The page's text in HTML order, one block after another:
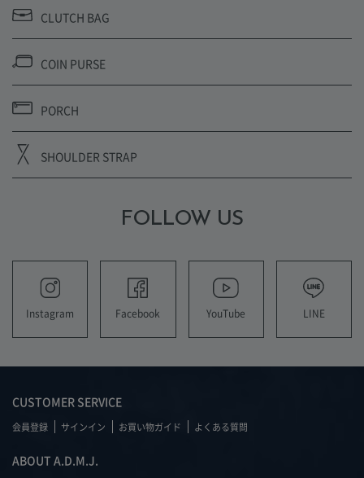
CLUTCH BAG
COIN PURSE
PORCH
SHOULDER STRAP
FOLLOW US
Instagram Facebook YouTube LINE
CUSTOMER SERVICE
会員登録 サインイン お買い物ガイド よくある質問
ABOUT A.D.M.J.